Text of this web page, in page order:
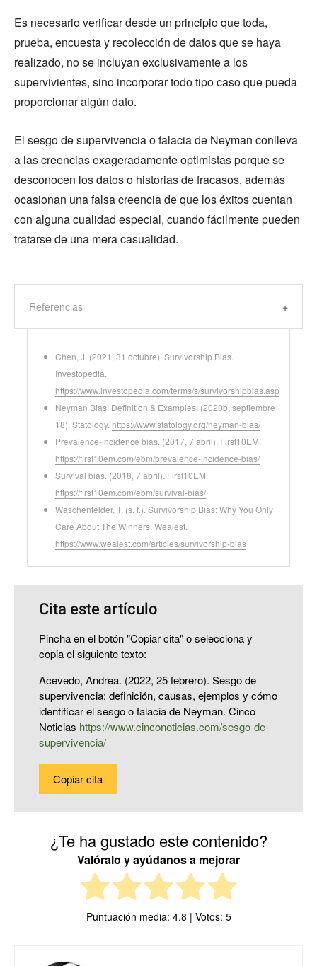
Es necesario verificar desde un principio que toda,
prueba, encuesta y recolección de datos que se haya
realizado, no se incluyan exclusivamente a los
supervivientes, sino incorporar todo tipo caso que pueda
proporcionar algún dato.
El sesgo de supervivencia o falacia de Neyman conlleva
a las creencias exageradamente optimistas porque se
desconocen los datos o historias de fracasos, además
ocasionan una falsa creencia de que los éxitos cuentan
con alguna cualidad especial, cuando fácilmente pueden
tratarse de una mera casualidad.
Referencias
Chen, J. (2021, 31 octubre). Survivorship Bias.
Investopedia.
https://www.investopedia.com/terms/s/survivorshipbias.asp
Neyman Bias: Definition & Examples. (2020b, septiembre
18). Statology. https://www.statology.org/neyman-bias/
Prevalence-incidence bias. (2017, 7 abril). First10EM.
https://first10em.com/ebm/prevalence-incidence-bias/
Survival bias. (2018, 7 abril). First10EM.
https://first10em.com/ebm/survival-bias/
Waschenfelder, T. (s. f.). Survivorship Bias: Why You Only
Care About The Winners. Wealest.
https://www.wealest.com/articles/survivorship-bias
Cita este artículo
Pincha en el botón "Copiar cita" o selecciona y
copia el siguiente texto:
Acevedo, Andrea. (2022, 25 febrero). Sesgo de
supervivencia: definición, causas, ejemplos y cómo
identificar el sesgo o falacia de Neyman. Cinco
Noticias https://www.cinconoticias.com/sesgo-de-
supervivencia/
Copiar cita
¿Te ha gustado este contenido?
Valóralo y ayúdanos a mejorar
Puntuación media: 4.8 | Votos: 5